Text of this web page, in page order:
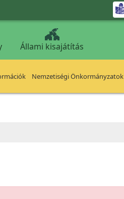
Állami kisajátítás
Nemzetiségi Önkormányzatok